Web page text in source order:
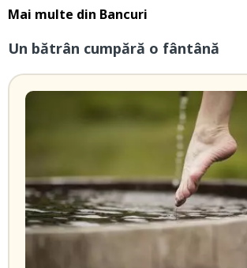
Mai multe din Bancuri
Un bătrân cumpără o fântână